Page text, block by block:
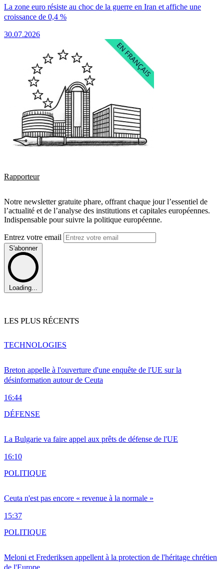
La zone euro résiste au choc de la guerre en Iran et affiche une
croissance de 0,4 %
30.07.2026
Rapporteur
Notre newsletter gratuite phare, offrant chaque jour l’essentiel de
l’actualité et de l’analyse des institutions et capitales européennes.
Indispensable pour suivre la politique européenne.
Entrez votre email
S'abonner
Loading...
LES PLUS RÉCENTS
Breton appelle à l'ouverture d'une enquête de l'UE sur la
désinformation autour de Ceuta
16:44
TECHNOLOGIES
La Bulgarie va faire appel aux prêts de défense de l'UE
16:10
DÉFENSE
Ceuta n'est pas encore « revenue à la normale »
15:37
POLITIQUE
Meloni et Frederiksen appellent à la protection de l'héritage chrétien
POLITIQUE